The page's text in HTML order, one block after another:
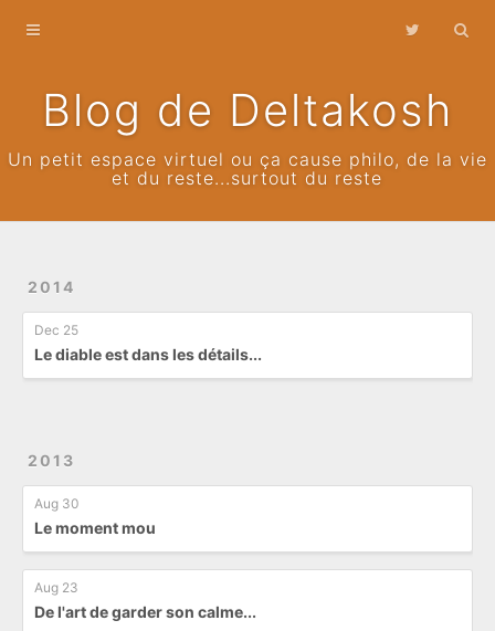
Blog de Deltakosh
Un petit espace virtuel ou ça cause philo, de la vie
et du reste...surtout du reste
2014
Dec 25
Le diable est dans les détails...
2013
Aug 30
Le moment mou
Aug 23
De l'art de garder son calme...
Home